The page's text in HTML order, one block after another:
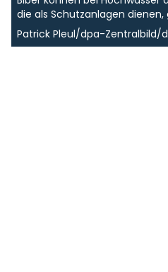
die als Schutzanlagen
Patrick Pleul/dpa-Zentralbild/